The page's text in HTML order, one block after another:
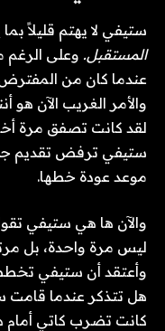
ستيفي لا يهتم قليلاً
المستقبل. وعلى الرغم
عندما كان من المفترض
والأمر الغريب الآن هو
لقد كانت تصفق مرة
ستيفي ترفض تقديم
موعد عودة خطها.
والآن ها هي ستيفي
ليس مرة واحدة، بل
وأعتقد أن ستيفي
هل تتذكر عندما قامت
كانت تضرب كاتي